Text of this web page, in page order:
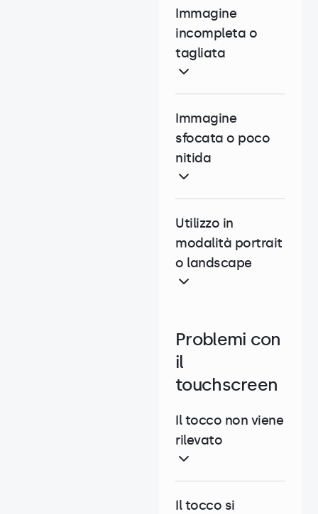
Immagine
incompleta o
tagliata
Immagine
sfocata o poco
nitida
Utilizzo in
modalità portrait
o landscape
Problemi con
il
touchscreen
Il tocco non viene
rilevato
Il tocco si